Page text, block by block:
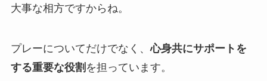
大事な相方ですからね。
プレーについてだけでなく、心身共にサポートを
する重要な役割 を担っています。